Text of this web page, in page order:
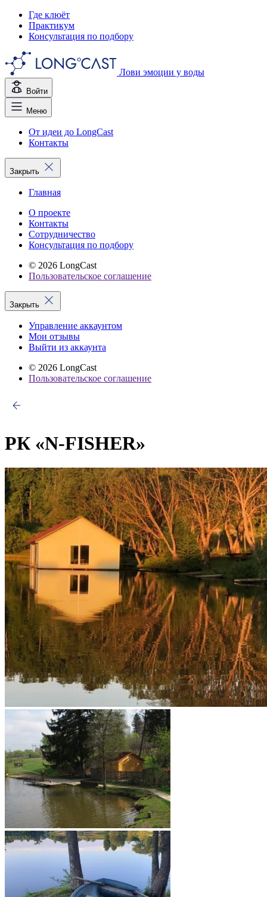
Где клюёт
Практикум
Консультация по подбору
Лови эмоции у воды
Войти
Меню
От идеи до LongCast
Контакты
Закрыть
Главная
О проекте
Контакты
Сотрудничество
Консультация по подбору
© 2026 LongCast
Пользовательское соглашение
Закрыть
Управление аккаунтом
Мои отзывы
Выйти из аккаунта
© 2026 LongCast
Пользовательское соглашение
РК «N-FISHER»